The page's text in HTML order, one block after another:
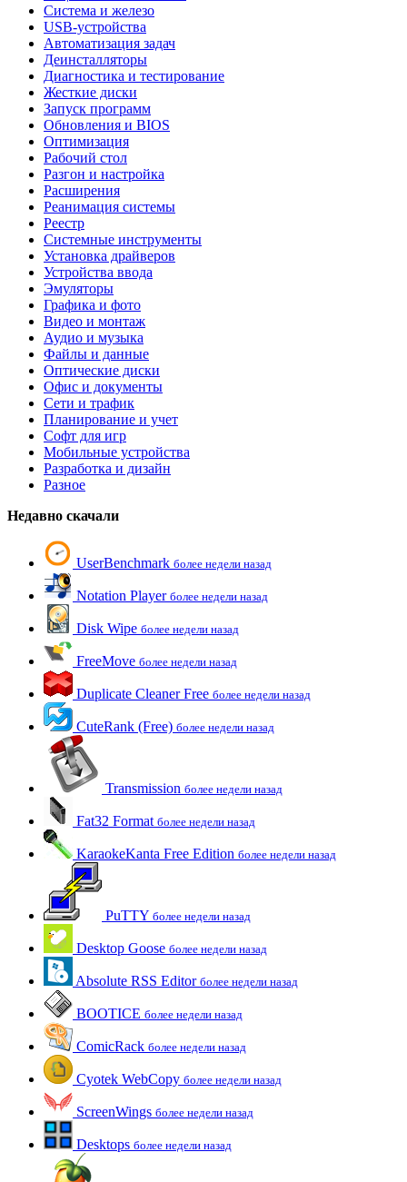
Система и железо
USB-устройства
Автоматизация задач
Деинсталляторы
Диагностика и тестирование
Жесткие диски
Запуск программ
Обновления и BIOS
Оптимизация
Рабочий стол
Разгон и настройка
Расширения
Реанимация системы
Реестр
Системные инструменты
Установка драйверов
Устройства ввода
Эмуляторы
Графика и фото
Видео и монтаж
Аудио и музыка
Файлы и данные
Оптические диски
Офис и документы
Сети и трафик
Планирование и учет
Софт для игр
Мобильные устройства
Разработка и дизайн
Разное
Недавно скачали
UserBenchmark более недели назад
Notation Player более недели назад
Disk Wipe более недели назад
FreeMove более недели назад
Duplicate Cleaner Free более недели назад
CuteRank (Free) более недели назад
Transmission более недели назад
Fat32 Format более недели назад
KaraokeKanta Free Edition более недели назад
PuTTY более недели назад
Desktop Goose более недели назад
Absolute RSS Editor более недели назад
BOOTICE более недели назад
ComicRack более недели назад
Cyotek WebCopy более недели назад
ScreenWings более недели назад
Desktops более недели назад